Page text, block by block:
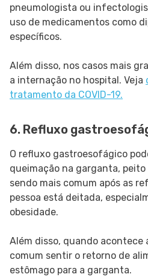
pneumologista ou
uso de medicamentos como
específicos.
Além disso, nos casos mais
a internação no hospital. Veja
tratamento da COVID-19.
6. Refluxo
O refluxo gastroesofágico
queimação na garganta, peito
sendo mais comum após as
pessoa está deitada,
obesidade.
Além disso, quando acontece
comum sentir o retorno de
estômago para a garganta.